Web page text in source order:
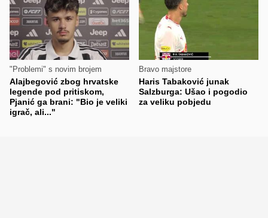
"Problemi" s novim brojem
Alajbegović zbog hrvatske
legende pod pritiskom,
Pjanić ga brani: "Bio je veliki
igrač, ali..."
Bravo majstore
Haris Tabaković junak
Salzburga: Ušao i pogodio
za veliku pobjedu